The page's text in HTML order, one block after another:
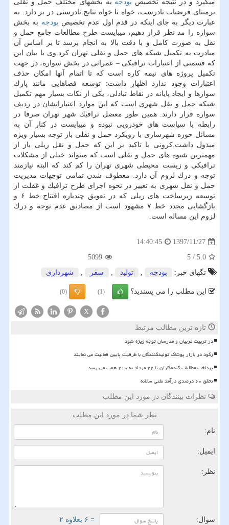
میگیرد و در نتیجه تخصیص بودجه به بخشهای مختلف حمل و نقلی
برمبنای فرضیات نادرست، خواه نا خواه نتایج نادرستی در بر دارد. به
عبارت دیگر به جای اینكه در قدم اول عدم تخصیص بودجه به بخش
سواره را مد نظر قرار دهیم، میبایست طرح مطالعات جامع حمل و
نقل به صورت كامل و با دقت بالا به انجام برسد تا بر اساس آن
مبادرت به تكمیل شبكه های حمل و نقلی تهران كرد.وی با بیان این
كه قسمتی از اعتبارات ترافیكی – عمرانی در بخش سواره، در جهت
تكمیل پروژه های نیمه كاره است كه تا اتمام آنها امكان حذف
اعتبارات وجود ندارد اظهار داشت: توسعه فضاهایی مانند پارك
سوارها و ایجاد پایانه در نقاط تبادلی، یكی از نكات بسیار مهم تكمیل
شبكه حمل و نقل شهری است كه این موارد اعتباراتشان در ردیف
سواره قرار دارند. همین طور معضل ترافیك شهر تهران صرفا در
رابطه با سیاست های خودرویی نبوده و میبایست در كنار آن به
مسائل حوزه شهرسازی با رویكرد حمل و نقلی باز توجه بسیار ویژه
مبذول داشت.كرونی با تاكید بر این كه حمل و نقل ریلی باز از
مهمترین شیوه های حمل و نقلی است كه میتواند خیلی از مشكلات
ترافیكی و زیست محیطی شهری تهران را كم كند كه البته نیازمند
توجه و درك لزوم آن دارد. معطوف شدن تمامی توجهات مدیریت
حمل و نقل شهری به تغییر در نحوه اجرای طرح ترافیك و غفلت از
توسعه زیرساخت های ریلی كه در تعویق چندباره افتتاح خط ۶ و
بازگشایی مجدد خط ۷ مشهود است از مصادیق عدم توجه و درك
لزوم این مساله است.
1397/11/27
14:40:45
5.0
/
5
5099
تگهای خبر:
بودجه , تولید , سفر , شهرداری
این مطلب را می پسندید؟ (1)
(0)
X
تازه ترین مطالب مرتبط
در تربیت مربیان و مدرسان توجه ویژه شود
رکود در بازار پوشاک تولیدکنندگان با ظرفیت پایین فعالیت می نمایند
پرداخت مطالبات گندمکاران تا ۲۲ مرداد به ۲۱۰ همت می رسد
تحقق ۶۰ درصدی درآمد نفتی سالانه
نظرات بینندگان در مورد این مطلب
نظر شما در مورد این مطلب
نام:
ایمیل:
نظر:
سوال: = ۶ بعلاوه ۲